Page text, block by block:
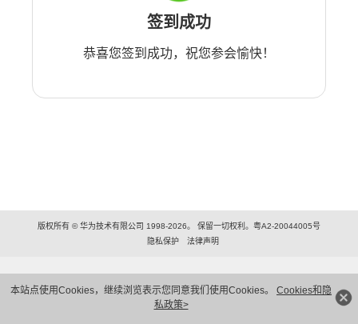
本站点使用Cookies，继续浏览表示您同意我们使用Cookies。 Cookies和隐
私政策>
签到成功
恭喜您签到成功，祝您参会愉快！
版权所有 © 华为技术有限公司 1998-2026。 保留一切权利。粤A2-20044005号
隐私保护
法律声明